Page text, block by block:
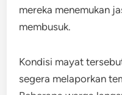
mereka menemukan
membusuk.
Kondisi mayat
segera melaporkan